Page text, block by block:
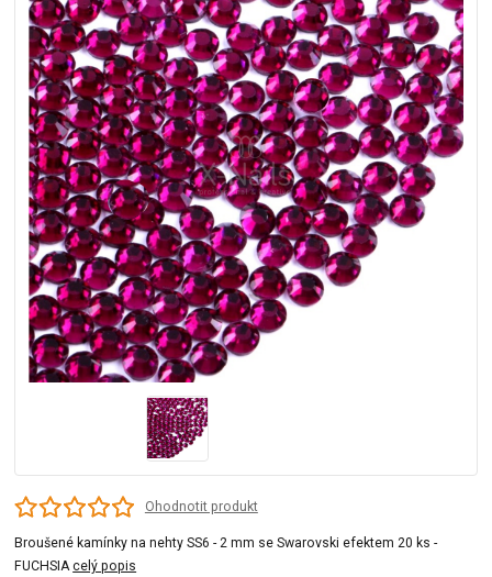
Ohodnotit produkt
Broušené kamínky na nehty SS6 - 2 mm se Swarovski efektem 20 ks -
FUCHSIAcelý popis